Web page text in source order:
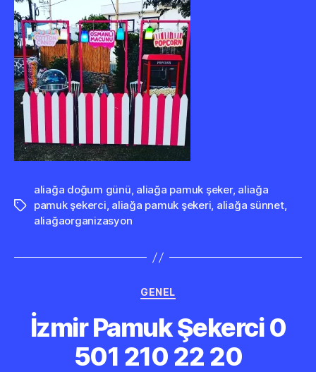
Etiketler
aliağa doğum günü, aliağa pamuk şeker, aliağa
pamuk şekerci, aliağa pamuk şekeri, aliağa sünnet,
aliağaorganizasyon
Kategoriler
GENEL
İzmir Pamuk Şekerci 0
501 210 22 20